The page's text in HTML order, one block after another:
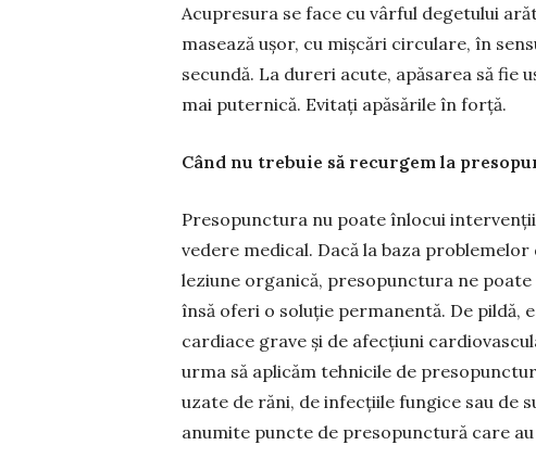
Acupresura se face cu vârful degetului
masează ușor, cu mișcări circulare, în
secundă. La dureri acute, apăsarea să fie
mai puternică. Evitați apăsările în forță.
Când nu trebuie să recurgem la
Presopunctura nu poate înlocui
vedere me­dical. Dacă la baza
leziune organică, pre­sopunc­tura ne
însă oferi o so­luție permanentă. De pildă,
cardiace gra­ve și de afec­țiuni
urma să aplicăm teh­nicile de
uzate de răni, de infecțiile fungice sau
anumite puncte de presopunctură care